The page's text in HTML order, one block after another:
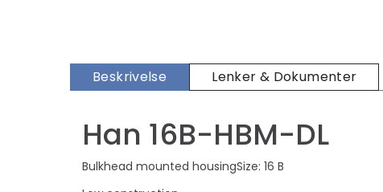
Beskrivelse Lenker & Dokumenter
Han 16B-HBM-DL
Bulkhead mounted housingSize: 16 B